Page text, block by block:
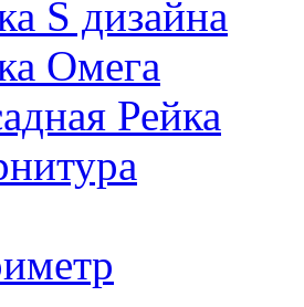
S дизайна
Омега
Рейка